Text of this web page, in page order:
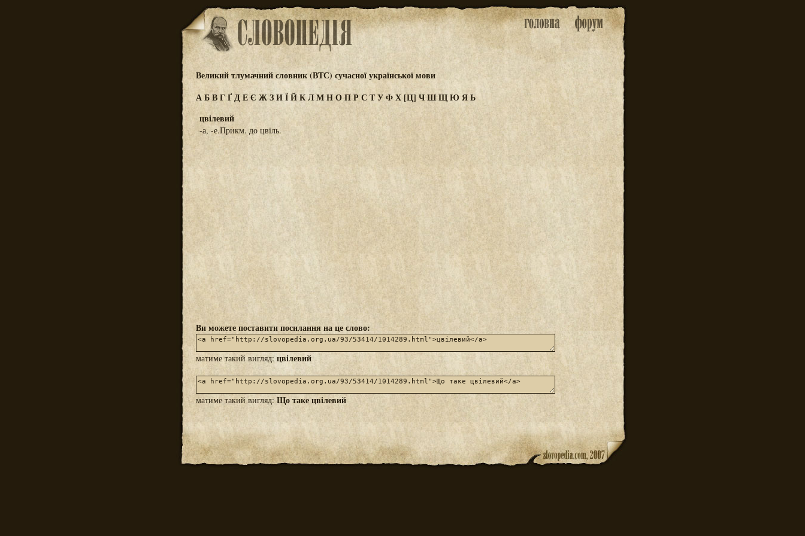
Великий тлумачний словник (ВТС) сучасної української мови
АБВГҐДЕЄ ЖЗИЇЙКЛМНОПРС ТУФХ[Ц] ЧШЩЮ ЯЬ
цвілевий
-а, -е.Прикм. до цвіль.
Ви можете поставити посилання на це слово:
матиме такий вигляд: цвілевий
матиме такий вигляд:Що таке цвілевий